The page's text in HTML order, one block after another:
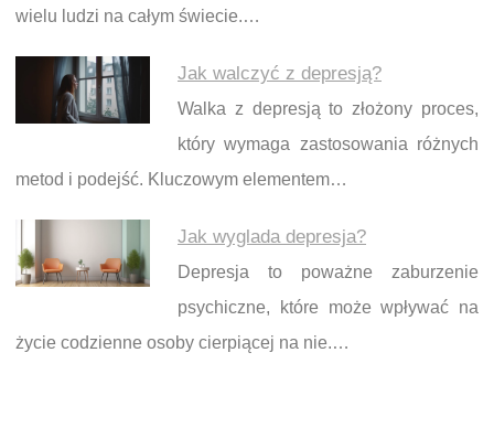
wielu ludzi na całym świecie.…
Jak walczyć z depresją?
Walka z depresją to złożony proces,
który wymaga zastosowania różnych
metod i podejść. Kluczowym elementem…
Jak wyglada depresja?
Depresja to poważne zaburzenie
psychiczne, które może wpływać na
życie codzienne osoby cierpiącej na nie.…